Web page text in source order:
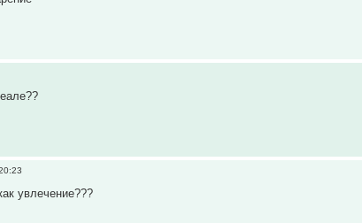
увлечение???